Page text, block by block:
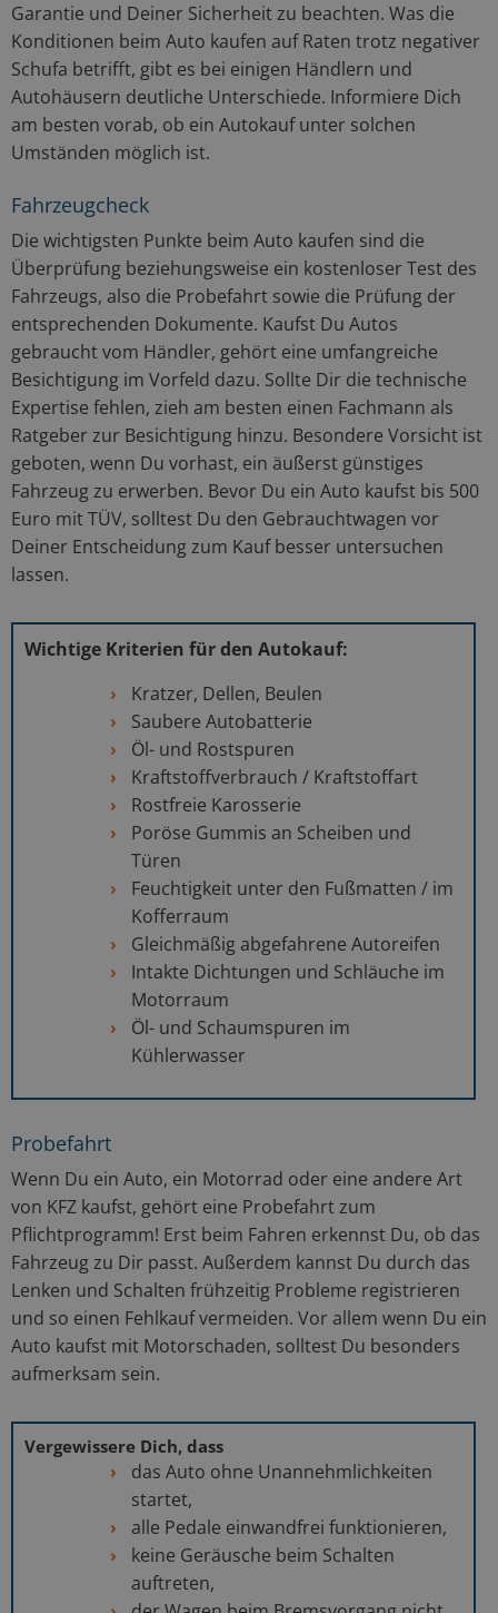
Garantie und Deiner Sicherheit zu beachten. Was die
Konditionen beim Auto kaufen auf Raten trotz negativer
Schufa betrifft, gibt es bei einigen Händlern und
Autohäusern deutliche Unterschiede. Informiere Dich
am besten vorab, ob ein Autokauf unter solchen
Umständen möglich ist.
Fahrzeugcheck
Die wichtigsten Punkte beim Auto kaufen sind die
Überprüfung beziehungsweise ein kostenloser Test des
Fahrzeugs, also die Probefahrt sowie die Prüfung der
entsprechenden Dokumente. Kaufst Du Autos
gebraucht vom Händler, gehört eine umfangreiche
Besichtigung im Vorfeld dazu. Sollte Dir die technische
Expertise fehlen, zieh am besten einen Fachmann als
Ratgeber zur Besichtigung hinzu. Besondere Vorsicht ist
geboten, wenn Du vorhast, ein äußerst günstiges
Fahrzeug zu erwerben. Bevor Du ein Auto kaufst bis 500
Euro mit TÜV, solltest Du den Gebrauchtwagen vor
Deiner Entscheidung zum Kauf besser untersuchen
lassen.
Wichtige Kriterien für den Autokauf:
Kratzer, Dellen, Beulen
Saubere Autobatterie
Öl- und Rostspuren
Kraftstoffverbrauch / Kraftstoffart
Rostfreie Karosserie
Poröse Gummis an Scheiben und
Türen
Feuchtigkeit unter den Fußmatten / im
Kofferraum
Gleichmäßig abgefahrene Autoreifen
Intakte Dichtungen und Schläuche im
Motorraum
Öl- und Schaumspuren im
Kühlerwasser
Probefahrt
Wenn Du ein Auto, ein Motorrad oder eine andere Art
von KFZ kaufst, gehört eine Probefahrt zum
Pflichtprogramm! Erst beim Fahren erkennst Du, ob das
Fahrzeug zu Dir passt. Außerdem kannst Du durch das
Lenken und Schalten frühzeitig Probleme registrieren
und so einen Fehlkauf vermeiden. Vor allem wenn Du ein
Auto kaufst mit Motorschaden, solltest Du besonders
aufmerksam sein.
Vergewissere Dich, dass
das Auto ohne Unannehmlichkeiten
startet,
alle Pedale einwandfrei funktionieren,
keine Geräusche beim Schalten
auftreten,